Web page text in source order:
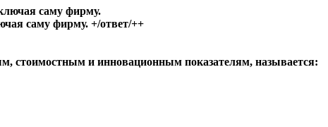
саму фирму.
саму фирму. +/ответ/++
стоимостным и инновационным показателям, называется: